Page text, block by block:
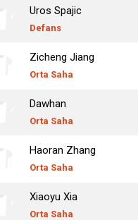
Uros Spajic
Defans
Zicheng Jiang
Orta Saha
Dawhan
Orta Saha
Haoran Zhang
Orta Saha
Xiaoyu Xia
Orta Saha